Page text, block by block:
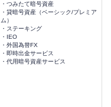
・つみたて暗号資産
・貸暗号資産（ベーシック/プレミア
ム）
・ステーキング
・IEO
・外国為替FX
・即時出金サービス
・代用暗号資産サービス